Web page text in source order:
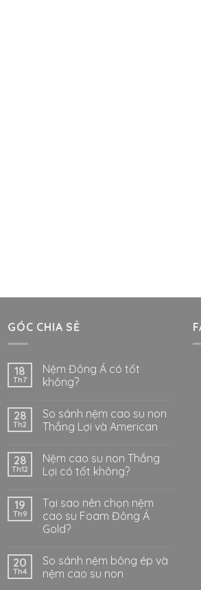
GÓC CHIA SẺ
18
Th7
Nệm Đông Á có tốt
không?
28
Th2
So sánh nệm cao su non
Thắng Lợi và American
28
Th12
Nệm cao su non Thắng
Lợi có tốt không?
19
Th9
Tại sao nên chọn nệm
cao su Foam Đông Á
Gold?
20
Th4
So sánh nệm bông ép và
nệm cao su non